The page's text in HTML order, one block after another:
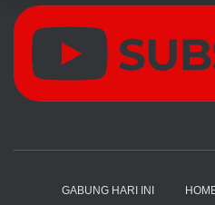
GABUNG HARI INI